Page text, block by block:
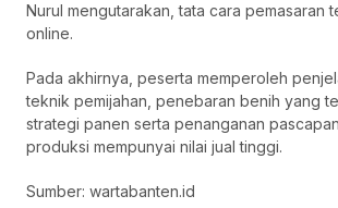
Nurul mengutarakan, tata cara pemasaran
online.
Pada akhirnya, peserta memperoleh
teknik pemijahan, penebaran benih yang
strategi panen serta penanganan
produksi mempunyai nilai jual tinggi.
Sumber: wartabanten.id